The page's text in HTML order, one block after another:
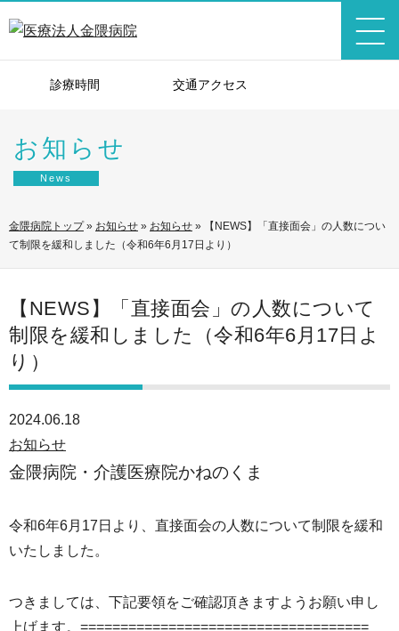
診療時間 交通アクセス
お知らせ
News
金隈病院トップ» お知らせ » お知らせ »
【NEWS】「直接面会」の人数につい
て制限を緩和しました（令和6年6月17日より）
【NEWS】「直接面会」の人数について
制限を緩和しました（令和6年6月17日よ
り）
2024.06.18
お知らせ
金隈病院・介護医療院かねのくま
令和6年6月17日より、直接面会の人数について制限を緩和
いたしました。
つきましては、下記要領をご確認頂きますようお願い申し
上げます。====================================